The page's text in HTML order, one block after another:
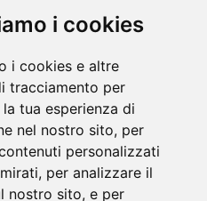
i cookies
i cookies e altre
tracciamento per
tua esperienza di
nel nostro sito, per
personalizzati
per analizzare il
nostro sito, e per
news
Civile
Before
Sub Diver
Sud Tirol
Targa Auto
Tecniche ricamo
Val Gardena
Veicoli Industriali
Venezia
Verona